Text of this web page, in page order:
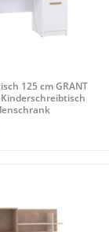
125 cm GRANT